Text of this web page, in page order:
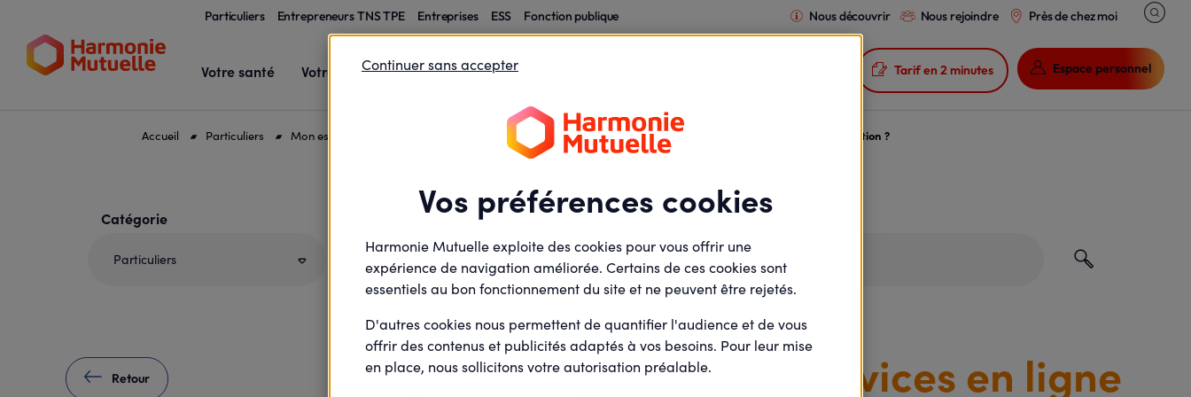
Particuliers Entrepreneurs TNS TPE Entreprises ESS Fonction publique Nous découvrir Nous rejoindre Près de chez moi
Votre santé Votre famille Votre logement  Tarif en 2 minutes  Espace personnel
Accueil Particuliers Mon espace client et services en ligne Téléconsultation Comment accéder au service de téléconsultation ?
Votre profil et / ou votre sélection entraîne un rafraichissement de la page
Catégorie
Particuliers
Champ de recherche
Retour Mon espace client et services en ligne
Vos préférences cookies
Harmonie Mutuelle exploite des cookies pour vous offrir une
expérience de navigation améliorée. Certains de ces cookies sont
essentiels au bon fonctionnement du site et ne peuvent être rejetés.
D'autres cookies nous permettent de quantifier l'audience et de vous
offrir des contenus et publicités adaptés à vos besoins. Pour leur mise
en place, nous sollicitons votre autorisation préalable.
Continuer sans accepter